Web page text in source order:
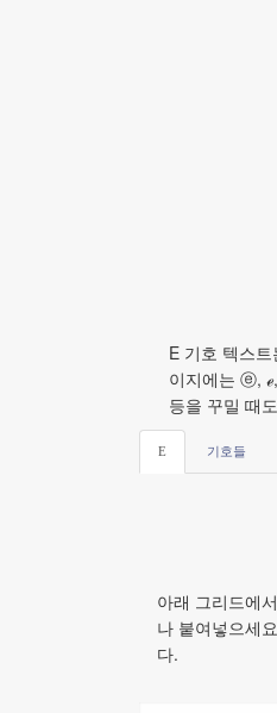
E 기호 텍스
이지에는 ⓔ,
등을 꾸밀 때
E 기호들
아래 그리드에
나 붙여넣으세
다.